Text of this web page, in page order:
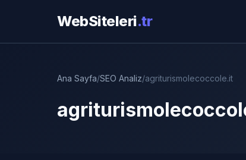
WebSiteleri.tr
Ana Sayfa/SEO Analiz/agriturismolecoccole.it